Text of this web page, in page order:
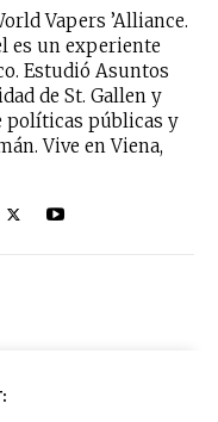
and
and
your email.
Vapers ’Alliance.
es un experiente
Estudió Asuntos
de St. Gallen y
políticas públicas y
Vive en Viena,